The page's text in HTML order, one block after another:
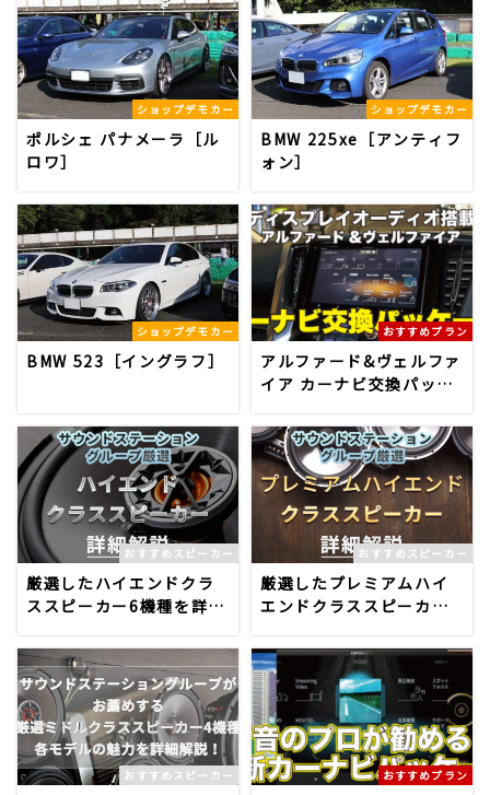
ショップデモカー
ポルシェ パナメーラ［ル
ロワ］
ショップデモカー
BMW 225xe［アンティフ
ォン］
ショップデモカー
BMW 523［イングラフ］
おすすめプラン
アルファード&ヴェルファ
イア カーナビ交換パッケ
おすすめスピーカー
厳選したハイエンドクラ
ススピーカー6機種を詳細
おすすめスピーカー
厳選したプレミアムハイ
エンドクラススピーカー5
おすすめスピーカー おすすめプラン